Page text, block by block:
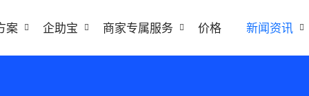
案 企助宝 商家专属服务 价格 新闻资讯